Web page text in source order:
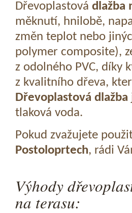
Dřevoplastová dlažba
měknutí, hnilobě,
změn teplot nebo
polymer composite),
z odolného PVC, díky
z kvalitního dřeva,
Dřevoplastová dlažba
tlaková voda.
Pokud zvažujete
Postoloprtech, rádi
Výhody
na terasu: